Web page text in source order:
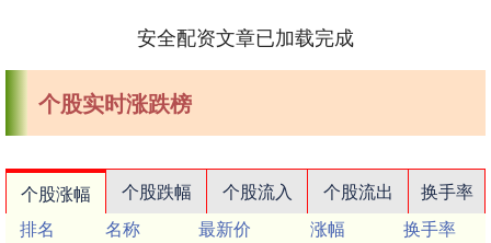
安全配资文章已加载完成
个股实时涨跌榜
个股涨幅 个股跌幅 个股流入 个股流出
换手率
排名
名称 最新价 涨幅
换手率